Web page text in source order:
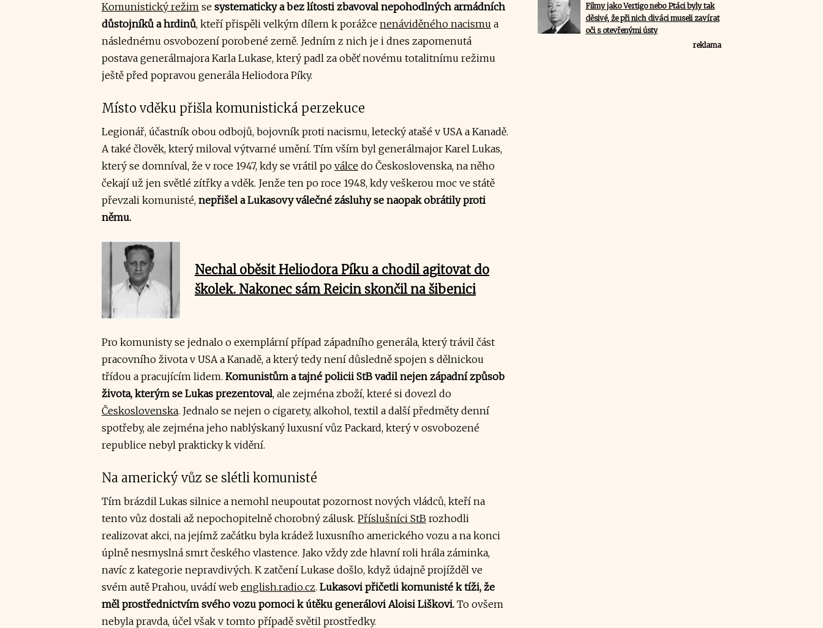
Komunistický režim se systematicky a bez lítosti zbavoval nepohodlných armádních
důstojníků a hrdinů, kteří přispěli velkým dílem k porážce nenáviděného nacismu a
následnému osvobození porobené země. Jedním z nich je i dnes zapomenutá
postava generálmajora Karla Lukase, který padl za oběť novému totalitnímu režimu
ještě před popravou generála Heliodora Píky.
Místo vděku přišla komunistická perzekuce
Legionář, účastník obou odbojů, bojovník proti nacismu, letecký atašé v USA a Kanadě.
A také člověk, který miloval výtvarné umění. Tím vším byl generálmajor Karel Lukas,
který se domníval, že v roce 1947, kdy se vrátil po válce do Československa, na něho
čekají už jen světlé zítřky a vděk. Jenže ten po roce 1948, kdy veškerou moc ve státě
převzali komunisté, nepřišel a Lukasovy válečné zásluhy se naopak obrátily proti
němu.
Nechal oběsit Heliodora Píku a chodil agitovat do
školek. Nakonec sám Reicin skončil na šibenici
Pro komunisty se jednalo o exemplární případ západního generála, který trávil část
pracovního života v USA a Kanadě, a který tedy není důsledně spojen s dělnickou
třídou a pracujícím lidem. Komunistům a tajné policii StB vadil nejen západní způsob
života, kterým se Lukas prezentoval, ale zejména zboží, které si dovezl do
Československa. Jednalo se nejen o cigarety, alkohol, textil a další předměty denní
spotřeby, ale zejména jeho nablýskaný luxusní vůz Packard, který v osvobozené
republice nebyl prakticky k vidění.
Na americký vůz se slétli komunisté
Tím brázdil Lukas silnice a nemohl neupoutat pozornost nových vládců, kteří na
tento vůz dostali až nepochopitelně chorobný zálusk. Příslušníci StB rozhodli
realizovat akci, na jejímž začátku byla krádež luxusního amerického vozu a na konci
úplně nesmyslná smrt českého vlastence. Jako vždy zde hlavní roli hrála záminka,
navíc z kategorie nepravdivých. K zatčení Lukase došlo, když údajně projížděl ve
svém autě Prahou, uvádí web english.radio.cz. Lukasovi přičetli komunisté k tíži, že
měl prostřednictvím svého vozu pomoci k útěku generálovi Aloisi Liškovi. To ovšem
nebyla pravda, účel však v tomto případě světil prostředky.
Filmy jako Vertigo nebo Ptáci byly tak
děsivé, že při nich diváci museli zavírat
oči s otevřenými ústy
reklama